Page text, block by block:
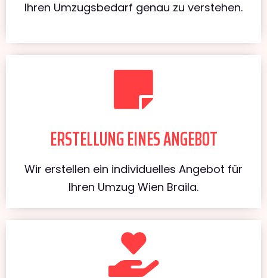
Ihren Umzugsbedarf genau zu verstehen.
ERSTELLUNG EINES ANGEBOT
Wir erstellen ein individuelles Angebot für
Ihren Umzug Wien Braila.